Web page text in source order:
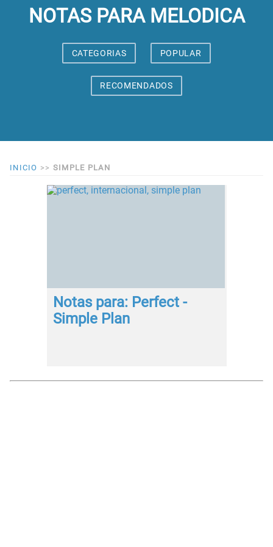
NOTAS PARA MELODICA
CATEGORIAS POPULAR
RECOMENDADOS
INICIO >> SIMPLE PLAN
Notas para: Perfect -
Simple Plan